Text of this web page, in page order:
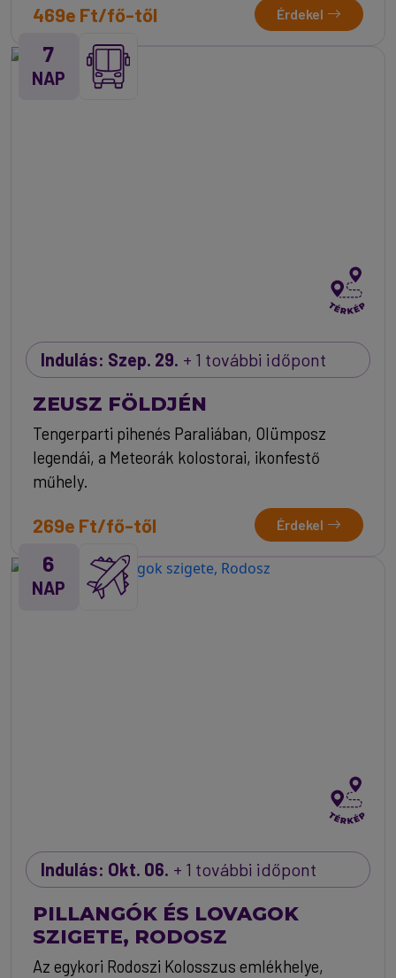
469e Ft/fő-től Érdekel
7
NAP
Indulás: Szep. 29. + 1 további időpont
ZEUSZ FÖLDJÉN
Tengerparti pihenés Paraliában, Olümposz
legendái, a Meteorák kolostorai, ikonfestő
műhely.
269e Ft/fő-től Érdekel
6
NAP
Indulás: Okt. 06. + 1 további időpont
PILLANGÓK ÉS LOVAGOK
SZIGETE, RODOSZ
Az egykori Rodoszi Kolosszus emlékhelye,